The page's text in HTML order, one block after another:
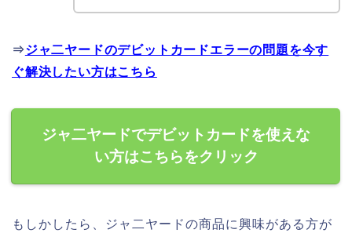
⇒ジャ二ヤードのデビットカードエラーの問題を今す
ぐ解決したい方はこちら
ジャ二ヤードでデビットカードを使えな
い方はこちらをクリック
もしかしたら、ジャ二ヤードの商品に興味がある方が